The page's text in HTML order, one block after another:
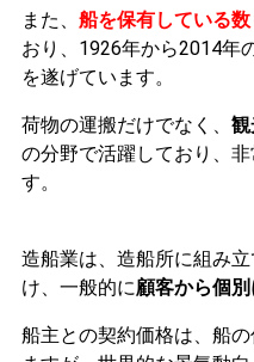
また、 船を保有している
おり、1926年から2014年
を遂げています。
荷物の運搬だけでなく、
の分野で活躍しており、
す。
造船業は、造船所に組み
け、一般的に顧客から個
船主との契約価格は、船